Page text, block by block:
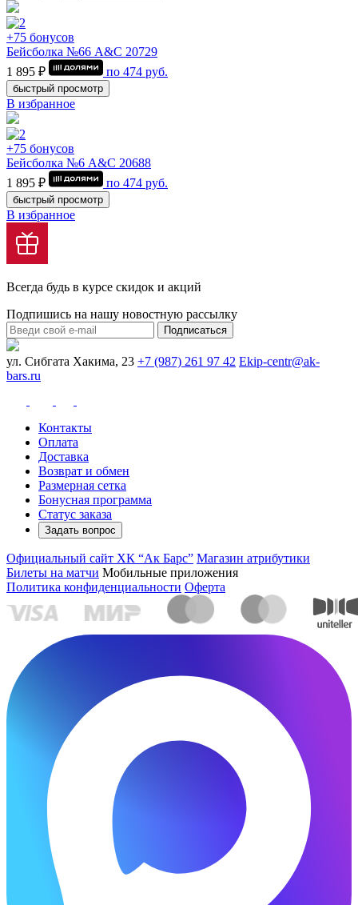
+75 бонусов
Бейсболка №66 A&C 20729
1 895 ₽
по 474 руб.
быстрый просмотр
В избранное
+75 бонусов
Бейсболка №6 A&C 20688
1 895 ₽
по 474 руб.
быстрый просмотр
В избранное
Всегда будь в курсе скидок и акций
Подпишись на нашу новостную рассылку
Подписаться
ул. Сибгата Хакима, 23 +7 (987) 261 97 42 Ekip-centr@ak-
bars.ru
Контакты
Оплата
Доставка
Возврат и обмен
Размерная сетка
Бонусная программа
Статус заказа
Задать вопрос
Официальный сайт ХК “Ак Барс” Магазин атрибутики
Билеты на матчи Мобильные приложения
Политика конфиденциальности Оферта